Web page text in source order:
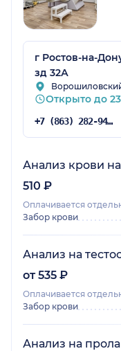
г Ростов-на-
зд 32А
Открыто до
+7 (863) 282-94-41
Анализ крови
510 ₽
Оплачивается
Забор крови
Анализ на
от 535 ₽
Оплачивается
Забор крови
Анализ на